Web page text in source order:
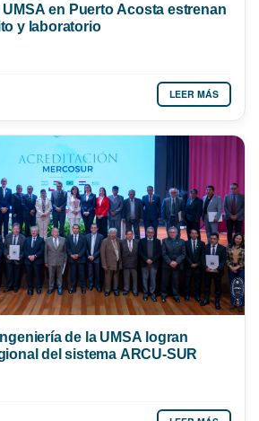
en Puerto Acosta estrenan
y laboratorio
LEER MÁS
de la UMSA logran
del sistema ARCU-SUR